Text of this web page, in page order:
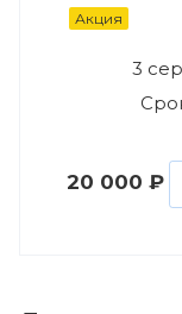
Акция
3
20 000 ₽